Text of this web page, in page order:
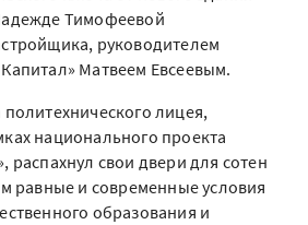
Тимофеевой
руководителем
Матвеем Евсеевым.
лицея,
национального проекта
распахнул свои двери для сотен
равные и современные условия
образования и